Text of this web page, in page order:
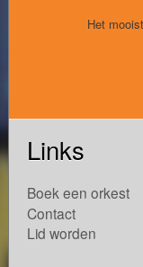
Het
Links
Boek een orkest
Contact
Lid worden